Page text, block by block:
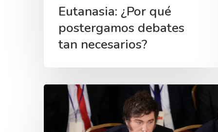
Eutanasia: ¿Por qué
postergamos debates
tan necesarios?